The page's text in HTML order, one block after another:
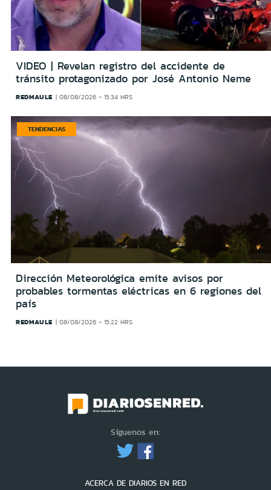
VIDEO | Revelan registro del accidente de
tránsito protagonizado por José Antonio Neme
REDMAULE 08/08/2026 - 15:34 HRS
TENDENCIAS
Dirección Meteorológica emite avisos por
probables tormentas eléctricas en 6 regiones del
país
REDMAULE 08/08/2026 - 15:22 HRS
Síguenos en:
ACERCA DE DIARIOS EN RED